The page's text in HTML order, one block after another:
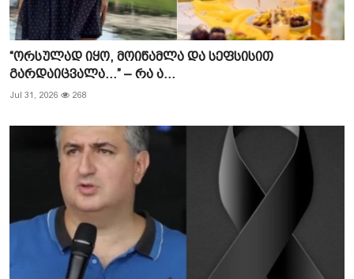
“ორსულად იყო, მოიწამლა და სეფსისით
გარდაიცვალა…” – რა ა...
Jul 31, 2026 268